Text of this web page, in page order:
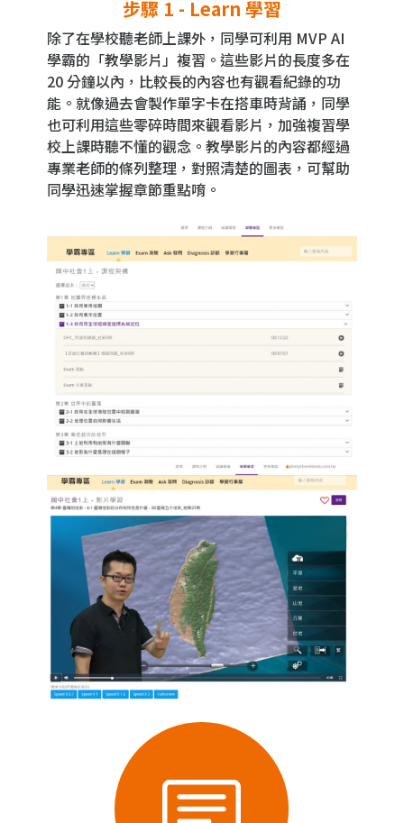
步驟 1 - Learn 學習
除了在學校聽老師上課外，同學可利用 MVP AI
學霸的「教學影片」複習。這些影片的長度多在
20 分鐘以內，比較長的內容也有觀看紀錄的功
能。就像過去會製作單字卡在搭車時背誦，同學
也可利用這些零碎時間來觀看影片，加強複習學
校上課時聽不懂的觀念。教學影片的內容都經過
專業老師的條列整理，對照清楚的圖表，可幫助
同學迅速掌握章節重點唷。